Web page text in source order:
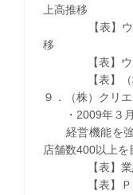
上高推移
【表】ウエル
移
【表】ウエ
【表】（株
９．（株）クリ
・2009年３月
経営機能を強
店舗数400以上を
【表】業
【表】ＰＢ